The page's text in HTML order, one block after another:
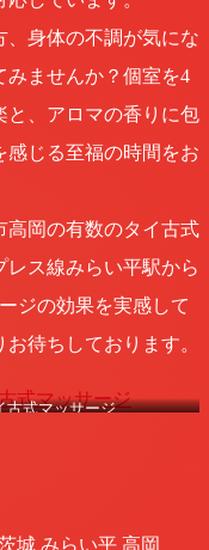
、身体の不調が気にな
みませんか？個室を4
と、アロマの香りに包
感じる至福の時間をお
高岡の有数のタイ古式
ス線みらい平駅から
ジの効果を実感して
待ちしております。
古式マッサージ
城 みらい平 高岡